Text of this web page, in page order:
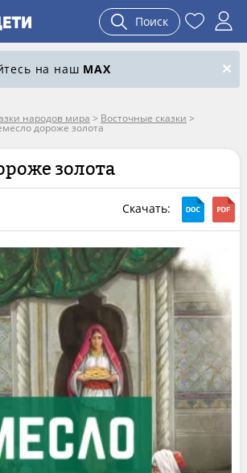
Поиск
на наш MAX
народов мира > Восточные сказки >
дороже золота
золота
Скачать: